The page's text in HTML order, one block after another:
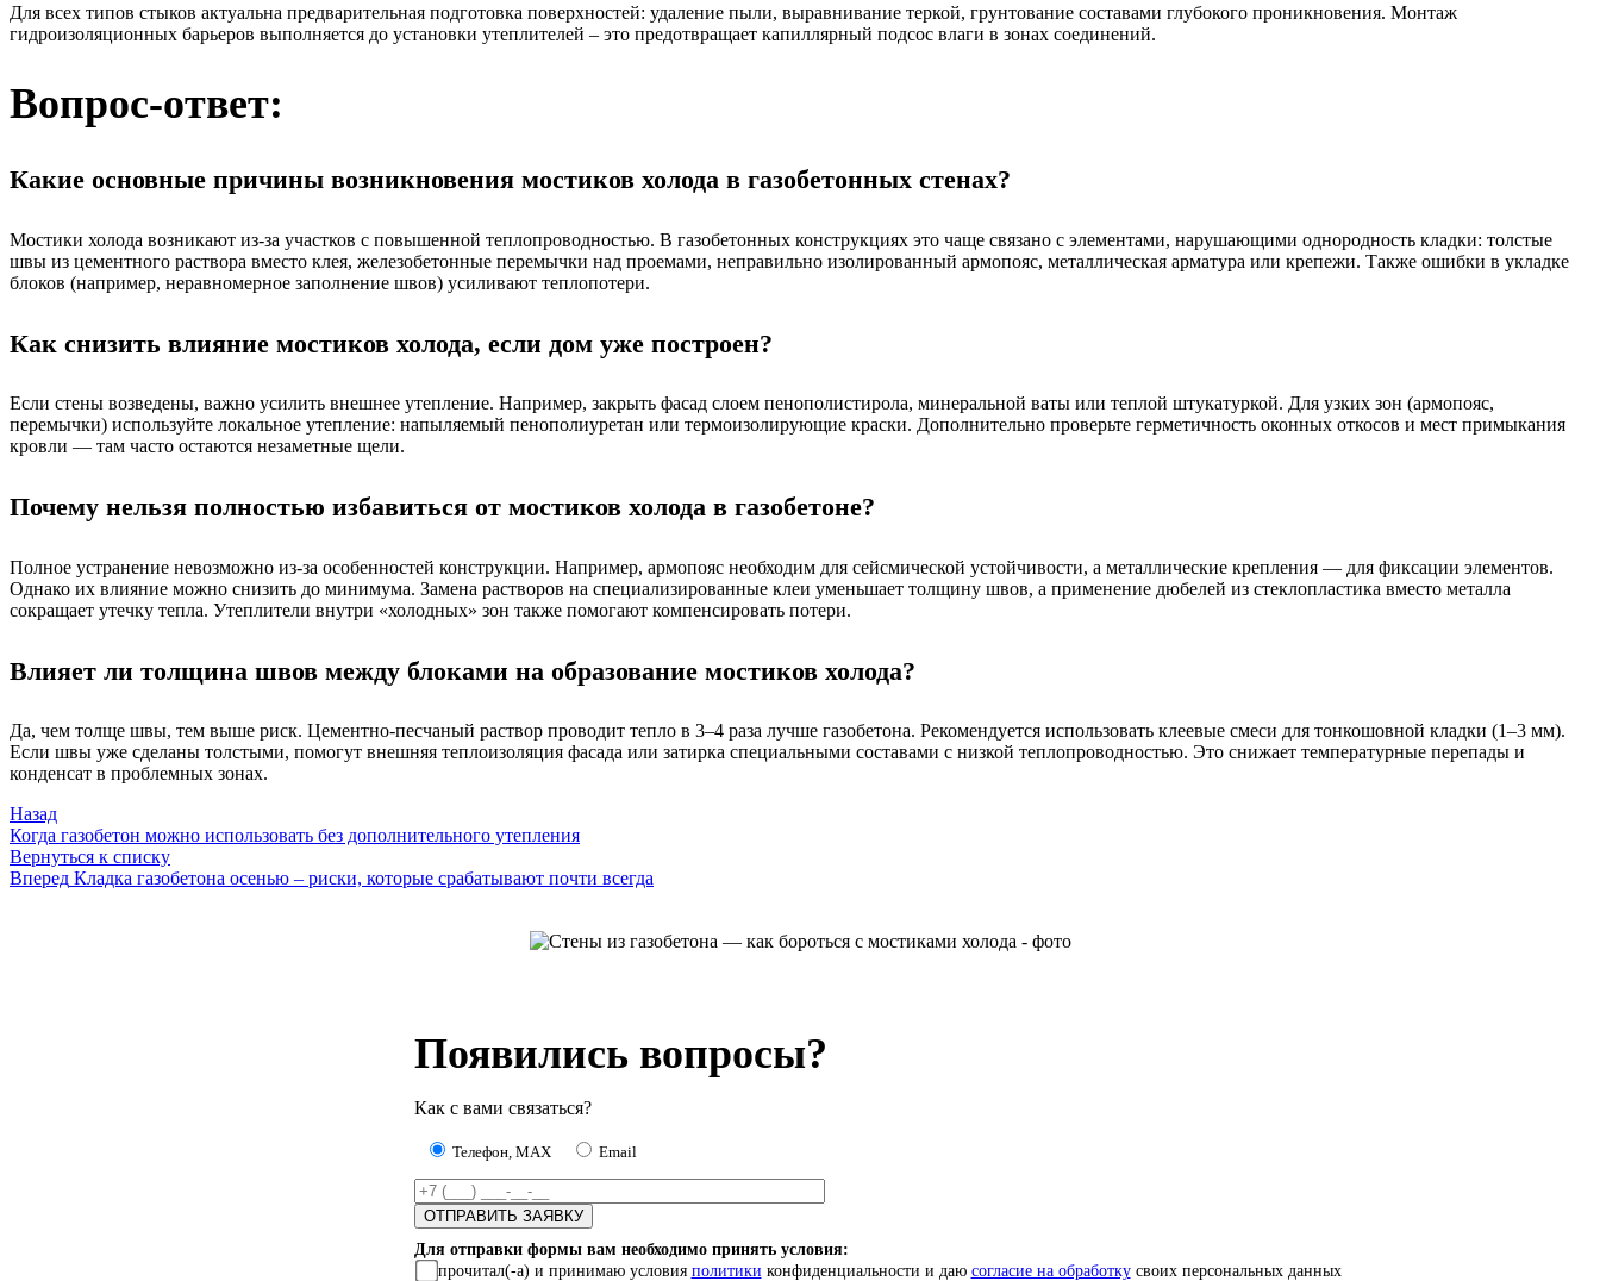
Для всех типов стыков актуальна предварительная подготовка поверхностей: удаление пыли, выравнивание теркой, грунтование составами глубокого проникновения. Монтаж
гидроизоляционных барьеров выполняется до установки утеплителей – это предотвращает капиллярный подсос влаги в зонах соединений.
Вопрос-ответ:
Какие основные причины возникновения мостиков холода в газобетонных стенах?
Мостики холода возникают из-за участков с повышенной теплопроводностью. В газобетонных конструкциях это чаще связано с элементами, нарушающими однородность кладки: толстые
швы из цементного раствора вместо клея, железобетонные перемычки над проемами, неправильно изолированный армопояс, металлическая арматура или крепежи. Также ошибки в укладке
блоков (например, неравномерное заполнение швов) усиливают теплопотери.
Как снизить влияние мостиков холода, если дом уже построен?
Если стены возведены, важно усилить внешнее утепление. Например, закрыть фасад слоем пенополистирола, минеральной ваты или теплой штукатуркой. Для узких зон (армопояс,
перемычки) используйте локальное утепление: напыляемый пенополиуретан или термоизолирующие краски. Дополнительно проверьте герметичность оконных откосов и мест примыкания
кровли — там часто остаются незаметные щели.
Почему нельзя полностью избавиться от мостиков холода в газобетоне?
Полное устранение невозможно из-за особенностей конструкции. Например, армопояс необходим для сейсмической устойчивости, а металлические крепления — для фиксации элементов.
Однако их влияние можно снизить до минимума. Замена растворов на специализированные клеи уменьшает толщину швов, а применение дюбелей из стеклопластика вместо металла
сокращает утечку тепла. Утеплители внутри «холодных» зон также помогают компенсировать потери.
Влияет ли толщина швов между блоками на образование мостиков холода?
Да, чем толще швы, тем выше риск. Цементно-песчаный раствор проводит тепло в 3–4 раза лучше газобетона. Рекомендуется использовать клеевые смеси для тонкошовной кладки (1–3 мм).
Если швы уже сделаны толстыми, помогут внешняя теплоизоляция фасада или затирка специальными составами с низкой теплопроводностью. Это снижает температурные перепады и
конденсат в проблемных зонах.
Назад
Когда газобетон можно использовать без дополнительного утепления
Вернуться к списку
Вперед Кладка газобетона осенью – риски, которые срабатывают почти всегда
Появились вопросы?
Как с вами связаться?
Телефон, MAX Email
Для отправки формы вам необходимо принять условия:
прочитал(-а) и принимаю условия политики конфиденциальности и даю согласие на обработкусвоих персональных данных